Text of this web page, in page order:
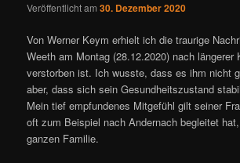
Veröffentlicht am30. Dezember 2020
Von Werner Keym erhielt ich die traurige
Weeth am Montag (28.12.2020) nach längerer
verstorben ist. Ich wusste, dass es ihm nicht
aber, dass sich sein Gesundheitszustand
Mein tief empfundenes Mitgefühl gilt seiner
oft zum Beispiel nach Andernach begleitet
ganzen Familie.